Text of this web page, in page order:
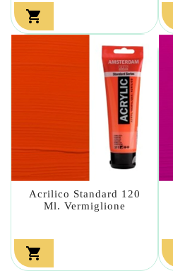

Acrilico Standard 120
Ml. Vermiglione
